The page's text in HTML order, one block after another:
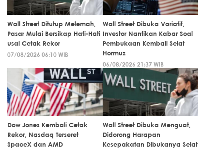
Wall Street Ditutup Melemah,
Pasar Mulai Bersikap Hati-Hati
usai Cetak Rekor
07/08/2026 06:10 WIB
Wall Street Dibuka Variatif,
Investor Nantikan Kabar Soal
Pembukaan Kembali Selat
Hormuz
06/08/2026 21:37 WIB
Dow Jones Kembali Cetak
Rekor, Nasdaq Terseret
SpaceX dan AMD
Wall Street Dibuka Menguat,
Didorong Harapan
Kesepakatan Dibukanya Selat